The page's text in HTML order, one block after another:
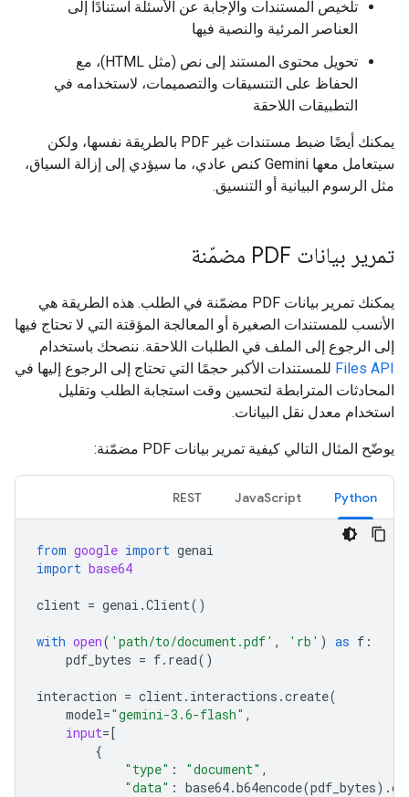
تلخيص المستندات والإجابة عن الأسئلة استنادًا إلى
العناصر المرئية والنصية فيها
تحويل محتوى المستند إلى نص (مثل HTML)، مع
الحفاظ على التنسيقات والتصميمات، لاستخدامه في
التطبيقات اللاحقة
يمكنك أيضًا ضبط مستندات غير PDF بالطريقة نفسها، ولكن
سيتعامل معها Gemini كنص عادي، ما سيؤدي إلى إزالة السياق،
مثل الرسوم البيانية أو التنسيق.
تمرير بيانات PDF مضمّنة
يمكنك تمرير بيانات PDF مضمّنة في الطلب. هذه الطريقة هي
الأنسب للمستندات الصغيرة أو المعالجة المؤقتة التي لا تحتاج فيها
إلى الرجوع إلى الملف في الطلبات اللاحقة. ننصحك باستخدام
Files API للمستندات الأكبر حجمًا التي تحتاج إلى الرجوع إليها في
المحادثات المترابطة لتحسين وقت استجابة الطلب وتقليل
استخدام معدل نقل البيانات.
يوضّح المثال التالي كيفية تمرير بيانات PDF مضمّنة:
Python
JavaScript
REST
from google import genai
import base64
client = genai .Client()
with open( 'path/to/document.pdf' , 'rb' ) as f :
pdf_bytes = f. read()
interaction = client. interactions .create(
model="gemini-3.6-flash" ,
input=[
{
"type" : "document" ,
"data" : base64.b64encode(pdf_bytes) .